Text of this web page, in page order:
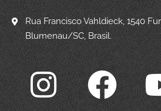
Rua Francisco Vahldieck, 1540
Blumenau/SC, Brasil.